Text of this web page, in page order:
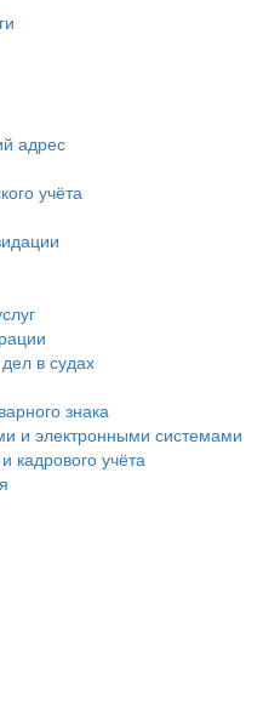
адрес
учёта
в судах
знака
и электронными системами
кадрового учёта